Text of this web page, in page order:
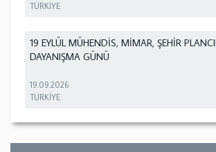
TÜRKİYE
19 EYLÜL MÜHENDİS, MİMAR, ŞEHİR
DAYANIŞMA GÜNÜ
19.09.2026
TÜRKİYE